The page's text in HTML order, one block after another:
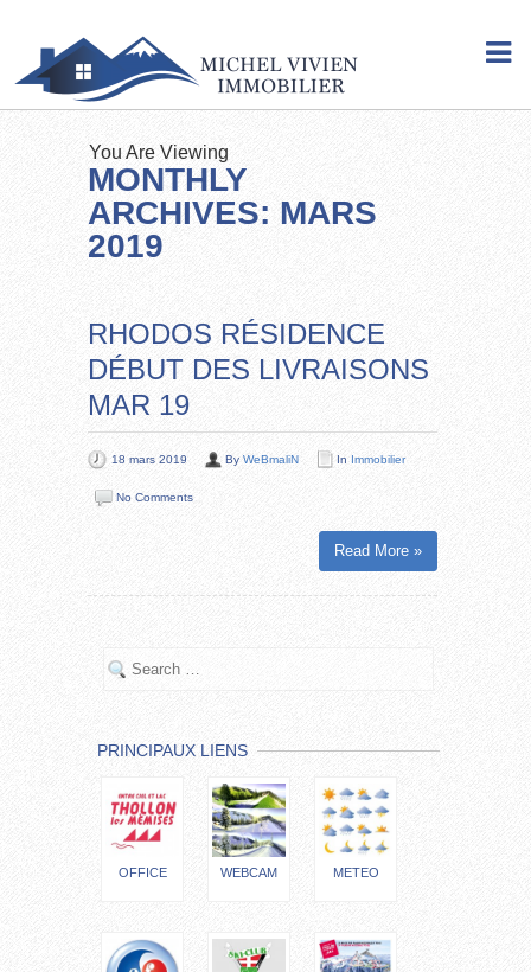
You Are Viewing
MONTHLY
ARCHIVES: MARS
2019
RHODOS RÉSIDENCE
DÉBUT DES LIVRAISONS
MAR 19
18 mars 2019 By WeBmaliN In Immobilier
No Comments
Read More »
PRINCIPAUX LIENS
OFFICE WEBCAM METEO